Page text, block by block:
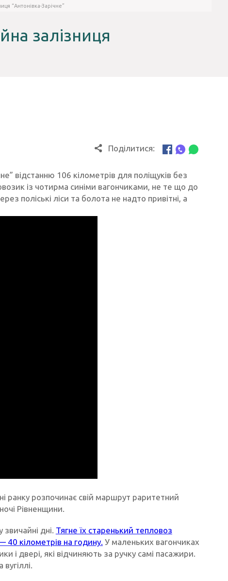
“Антонівка-Зарічне”
залізниця
Поділитися:
відстанню 106 кілометрів для поліщуків без
із чотирма синіми вагончиками, не те що до
поліські ліси та болота не надто привітні, а
ранку розпочинає свій маршрут раритетний
Рівненщини.
дні. Тягне їх старенький тепловоз
кілометрів на годину. У маленьких вагончиках
і двері, які відчиняють за ручку самі пасажири.